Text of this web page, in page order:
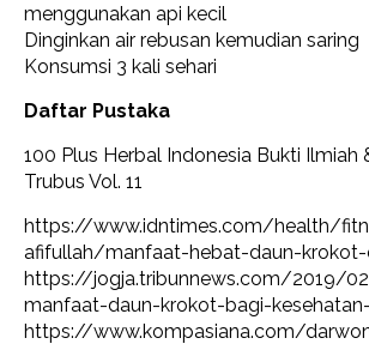
menggunakan api kecil
Dinginkan air rebusan kemudian saring
Konsumsi 3 kali sehari
Daftar Pustaka
100 Plus Herbal Indonesia Bukti Ilmiah
Trubus Vol. 11
https://www.idntimes.com/health/
afifullah/manfaat-hebat-daun-
https://jogja.tribunnews.com/2019/
manfaat-daun-krokot-bagi-
https://www.kompasiana.com/